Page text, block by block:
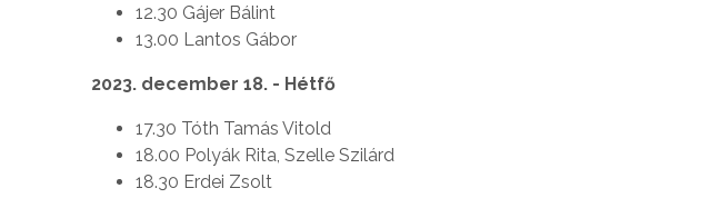
12.30 Gájer Bálint
13.00 Lantos Gábor
2023. december 18. - Hétfő
17.30 Tóth Tamás Vitold
18.00 Polyák Rita, Szelle Szilárd
18.30 Erdei Zsolt